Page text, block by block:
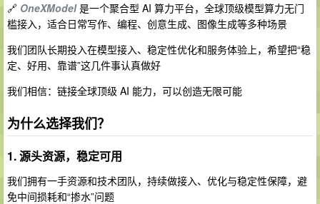
🔗 OneXModel是一个聚合型 AI 算力平台，全球顶级模型算力无门
槛接入，适合日常写作、编程、创意生成、图像生成等多种场景
我们团队长期投入在模型接入、稳定性优化和服务体验上，希望把“稳
定、好用、靠谱”这几件事认真做好
我们相信：链接全球顶级 AI 能力，可以创造无限可能
为什么选择我们？
1. 源头资源，稳定可用
我们拥有一手资源和技术团队，持续做接入、优化与稳定性保障，避
免中间损耗和“掺水”问题